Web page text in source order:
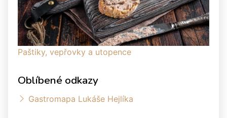
Paštiky, vepřovky a utopence
Oblíbené odkazy
Gastromapa Lukáše Hejlíka